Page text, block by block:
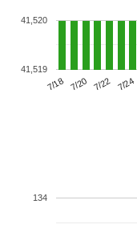
7/18 7/20 7/22 7/24
41,519
41,520
134